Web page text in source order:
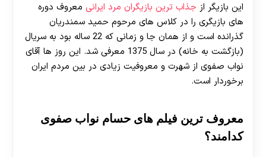
این بازیگر از جذاب ترین بازیگران مرد ایرانی معروف دوره
های بازیگری را در کلاس های مرحوم حمید سمندریان
گذرانده است و از همان جا و زمانی که 22 ساله بود به سریال
(بازگشت به خانه) در سال 1375 معرفی شد. این روز ها آقای
نواب صفوی از شهرت و معروفیت زیادی در بین مردم ایران
برخوردار است.
معروف ترین فیلم های حسام نواب صفوی
کدامند؟